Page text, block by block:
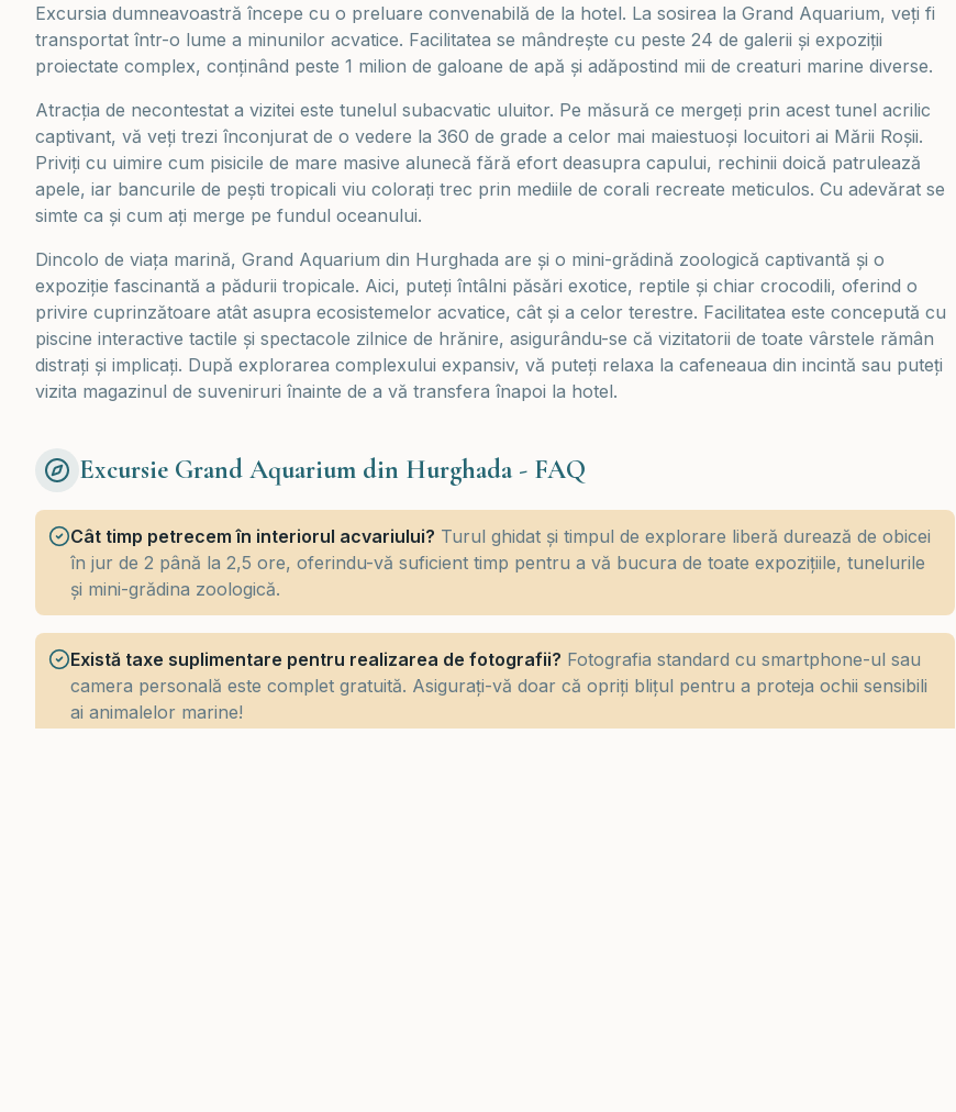
Excursia dumneavoastră începe cu o preluare convenabilă de la hotel. La sosirea la Grand Aquarium, veți fi
transportat într-o lume a minunilor acvatice. Facilitatea se mândrește cu peste 24 de galerii și expoziții
proiectate complex, conținând peste 1 milion de galoane de apă și adăpostind mii de creaturi marine diverse.
Atracția de necontestat a vizitei este tunelul subacvatic uluitor. Pe măsură ce mergeți prin acest tunel acrilic
captivant, vă veți trezi înconjurat de o vedere la 360 de grade a celor mai maiestuoși locuitori ai Mării Roșii.
Priviți cu uimire cum pisicile de mare masive alunecă fără efort deasupra capului, rechinii doică patrulează
apele, iar bancurile de pești tropicali viu colorați trec prin mediile de corali recreate meticulos. Cu adevărat se
simte ca și cum ați merge pe fundul oceanului.
Dincolo de viața marină, Grand Aquarium din Hurghada are și o mini-grădină zoologică captivantă și o
expoziție fascinantă a pădurii tropicale. Aici, puteți întâlni păsări exotice, reptile și chiar crocodili, oferind o
privire cuprinzătoare atât asupra ecosistemelor acvatice, cât și a celor terestre. Facilitatea este concepută cu
piscine interactive tactile și spectacole zilnice de hrănire, asigurându-se că vizitatorii de toate vârstele rămân
distrați și implicați. După explorarea complexului expansiv, vă puteți relaxa la cafeneaua din incintă sau puteți
vizita magazinul de suveniruri înainte de a vă transfera înapoi la hotel.
Excursie Grand Aquarium din Hurghada - FAQ
Cât timp petrecem în interiorul acvariului? Turul ghidat și timpul de explorare liberă durează de obicei
în jur de 2 până la 2,5 ore, oferindu-vă suficient timp pentru a vă bucura de toate expozițiile, tunelurile
și mini-grădina zoologică.
Există taxe suplimentare pentru realizarea de fotografii? Fotografia standard cu smartphone-ul sau
camera personală este complet gratuită. Asigurați-vă doar că opriți blițul pentru a proteja ochii sensibili
ai animalelor marine!